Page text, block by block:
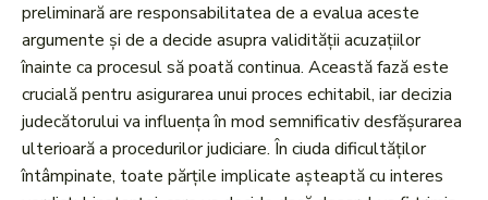
preliminară are responsabilitatea de a evalua aceste
argumente și de a decide asupra validității acuzațiilor
înainte ca procesul să poată continua. Această fază este
crucială pentru asigurarea unui proces echitabil, iar decizia
judecătorului va influența în mod semnificativ desfășurarea
ulterioară a procedurilor judiciare. În ciuda dificultăților
întâmpinate, toate părțile implicate așteaptă cu interes